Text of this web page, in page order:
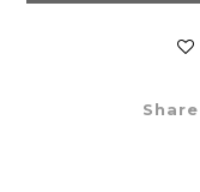
Share